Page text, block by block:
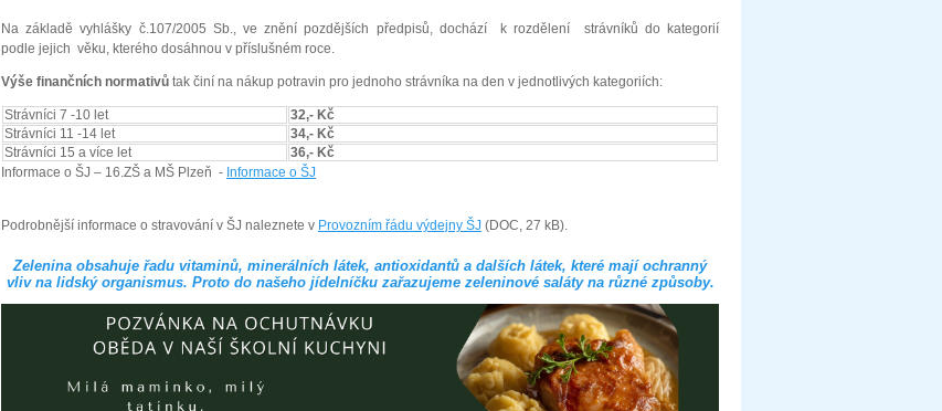
Na základě vyhlášky č.107/2005 Sb., ve znění pozdějších předpisů, dochází k rozdělení strávníků do kategorií
podle jejich věku, kterého dosáhnou v příslušném roce.
Výše finančních normativů tak činí na nákup potravin pro jednoho strávníka na den v jednotlivých kategoriích:
Strávníci 7 -10 let
32,- Kč
Strávníci 11 -14 let
34,- Kč
Strávníci 15 a více let
36,- Kč
Informace o ŠJ – 16.ZŠ a MŠ Plzeň - Informace o ŠJ
Podrobnější informace o stravování v ŠJ naleznete v Provozním řádu výdejny ŠJ (DOC, 27 kB).
Zelenina obsahuje řadu vitaminů, minerálních látek, antioxidantů a dalších látek, které mají ochranný
vliv na lidský organismus. Proto do našeho jídelníčku zařazujeme zeleninové saláty na různé způsoby.